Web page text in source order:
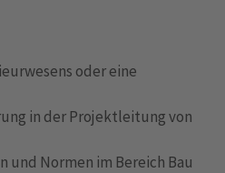
oder eine
in der Projektleitung von
und Normen im Bereich Bau